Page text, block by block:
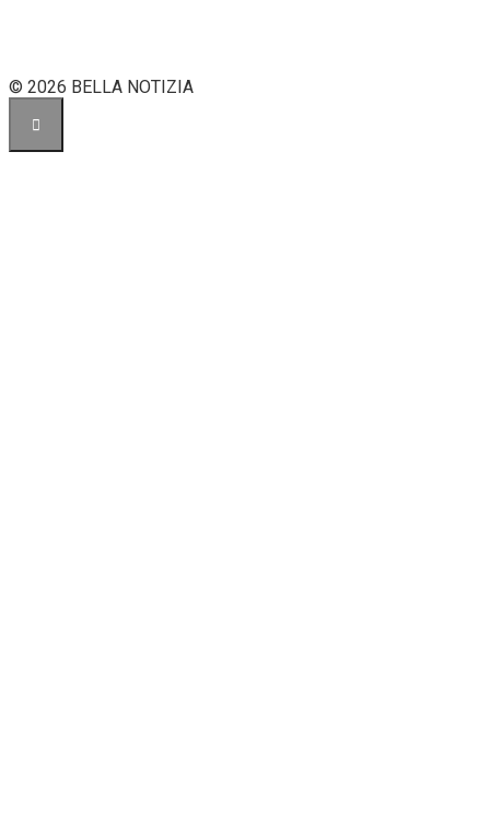
© 2026 BELLA NOTIZIA